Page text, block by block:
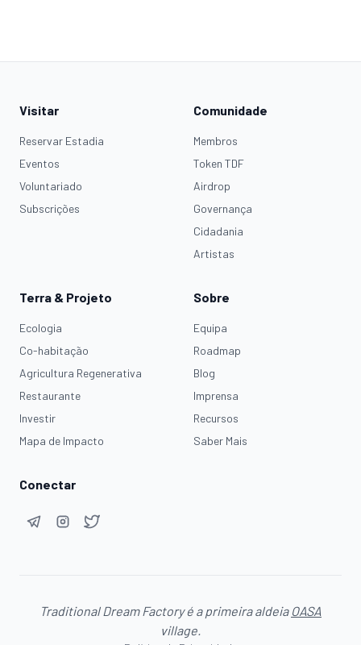
Visitar
Reservar Estadia
Eventos
Voluntariado
Subscrições
Comunidade
Membros
Token TDF
Airdrop
Governança
Cidadania
Artistas
Terra & Projeto
Ecologia
Co-habitação
Agricultura Regenerativa
Restaurante
Investir
Mapa de Impacto
Sobre
Equipa
Roadmap
Blog
Imprensa
Recursos
Saber Mais
Conectar
Traditional Dream Factory é a primeira aldeia OASA
village.